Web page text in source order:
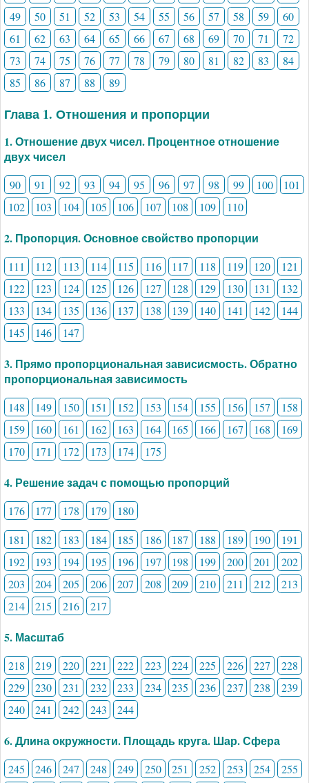
49
50 51 52 53 54 55 56 57 58 59
60
61
62 63 64 65 66 67 68 69 70 71
72
73
74 75 76 77 78 79 80 81 82 83
84
85
86 87 88 89
Глава 1. Отношения и пропорции
1. Отношение двух чисел. Процентное отношение
двух чисел
90 91 92 93 94 95 96 97 98 99 100
101
102
103 104 105 106 107 108 109 110
2. Пропорция. Основное свойство пропорции
111 112 113 114 115 116 117 118 119 120
121
122
123 124 125 126 127 128 129 130 131
132
133
134 135 136 137 138 139 140 141 142
144
145
146 147
3. Прямо пропорциональная зависисмость. Обратно
пропорциональная зависимость
148 149 150 151 152 153 154 155 156 157
158
159
160 161 162 163 164 165 166 167 168
169
170
171 172 173 174 175
4. Решение задач с помощью пропорций
176 177 178 179
180
181
182 183 184 185 186 187 188 189 190
191
192
193 194 195 196 197 198 199 200 201
202
203
204 205 206 207 208 209 210 211 212
213
214
215 216 217
5. Масштаб
218 219 220 221 222 223 224 225 226 227
228
229
230 231 232 233 234 235 236 237 238
239
240
241 242 243 244
6. Длина окружности. Площадь круга. Шар. Сфера
245 246 247 248 249 250 251 252 253 254
255